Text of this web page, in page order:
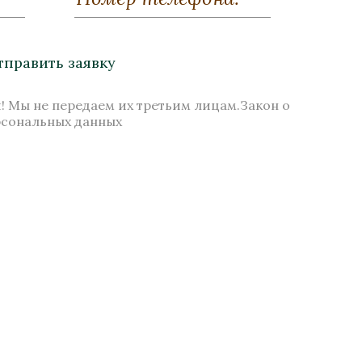
заявку
Мы не передаем их третьим лицам.Закон о
данных